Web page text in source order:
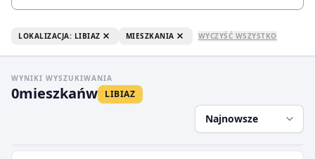
LOKALIZACJA: LIBIAZ MIESZKANIA WYCZYŚĆ WSZYSTKO
WYNIKI WYSZUKIWANIA
0mieszkańw LIBIAZ
Najnowsze